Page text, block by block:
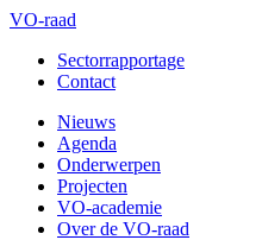
VO-raad
Sectorrapportage
Contact
Nieuws
Agenda
Onderwerpen
Projecten
VO-academie
Over de VO-raad